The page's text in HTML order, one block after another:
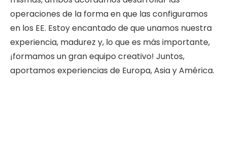
operaciones de la forma en que las configuramos
en los EE. Estoy encantado de que unamos nuestra
experiencia, madurez y, lo que es más importante,
¡formamos un gran equipo creativo! Juntos,
aportamos experiencias de Europa, Asia y América.